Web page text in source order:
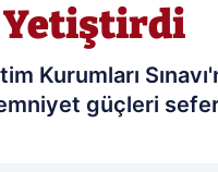
Kurumları
güçleri